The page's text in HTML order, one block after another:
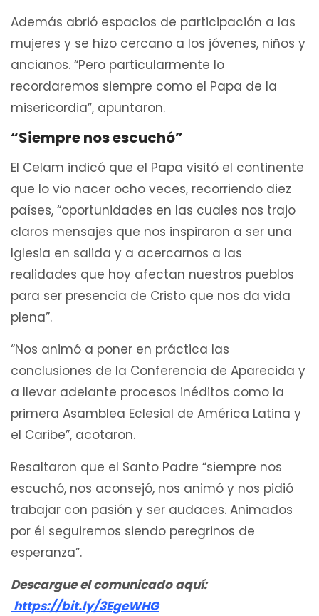
Además abrió espacios de participación a las
mujeres y se hizo cercano a los jóvenes, niños y
ancianos. “Pero particularmente lo
recordaremos siempre como el Papa de la
misericordia”, apuntaron.
“Siempre nos escuchó”
El Celam indicó que el Papa visitó el continente
que lo vio nacer ocho veces, recorriendo diez
países, “oportunidades en las cuales nos trajo
claros mensajes que nos inspiraron a ser una
Iglesia en salida y a acercarnos a las
realidades que hoy afectan nuestros pueblos
para ser presencia de Cristo que nos da vida
plena”.
“Nos animó a poner en práctica las
conclusiones de la Conferencia de Aparecida y
a llevar adelante procesos inéditos como la
primera Asamblea Eclesial de América Latina y
el Caribe”, acotaron.
Resaltaron que el Santo Padre “siempre nos
escuchó, nos aconsejó, nos animó y nos pidió
trabajar con pasión y ser audaces. Animados
por él seguiremos siendo peregrinos de
esperanza”.
Descargue el comunicado aquí:
https://bit.ly/3EgeWHG